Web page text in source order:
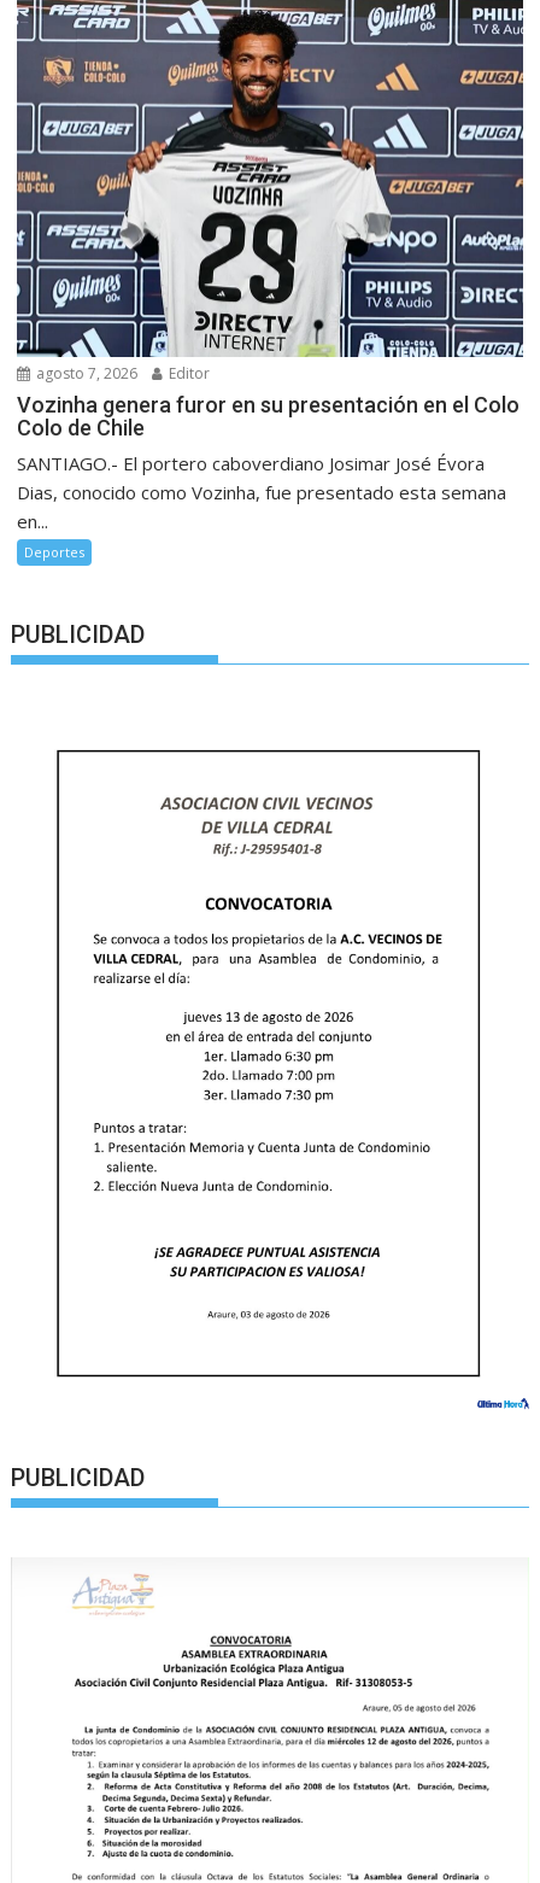
agosto 7, 2026 Editor
Vozinha genera furor en su presentación en el Colo
Colo de Chile
SANTIAGO.- El portero caboverdiano Josimar José Évora
Dias, conocido como Vozinha, fue presentado esta semana
en...
Deportes
PUBLICIDAD
PUBLICIDAD